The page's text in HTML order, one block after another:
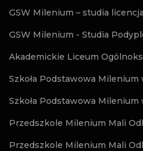
GSW Milenium – studia
GSW Milenium - Studia
Akademickie Liceum
Szkoła Podstawowa Milenium
Szkoła Podstawowa
Przedszkole Milenium Mali
Przedszkole Milenium Mali